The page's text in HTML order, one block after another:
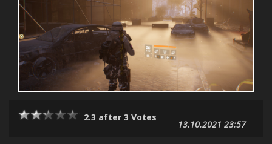
2.3 after 3 Votes
13.10.2021 23:57